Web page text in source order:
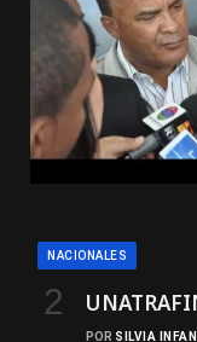
NACIONALES
POR SILVIA